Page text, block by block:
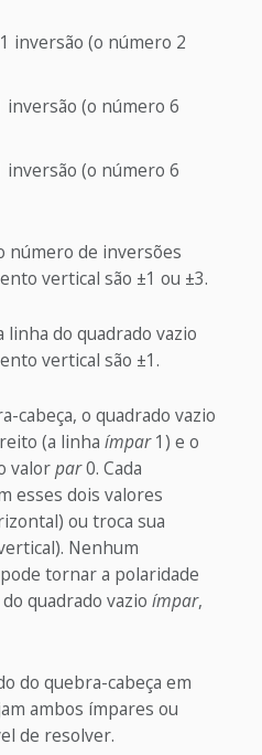
inversão (o número 2
(o número 6
(o número 6
número de inversões
vertical são ±1 ou ±3.
do quadrado vazio
vertical são ±1.
cabeça, o quadrado vazio
(a linha ímpar1) e o
valorpar0. Cada
esses dois valores
ou troca sua
Nenhum
tornar a polaridade
quadrado vazio ímpar,
do quebra-cabeça em
ambos ímpares ou
de resolver.